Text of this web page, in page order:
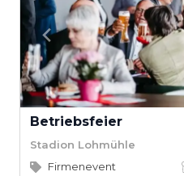
Betriebsfeier
Stadion Lohmühle
Firmenevent